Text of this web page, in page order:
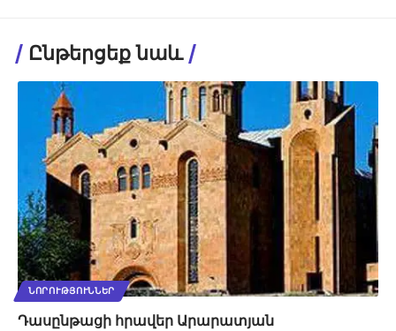
Ընթերցեք նաև
ՆՈՐՈՒԹՅՈՒՆՆԵՐ
Դասընթացի հրավեր Արարատյան